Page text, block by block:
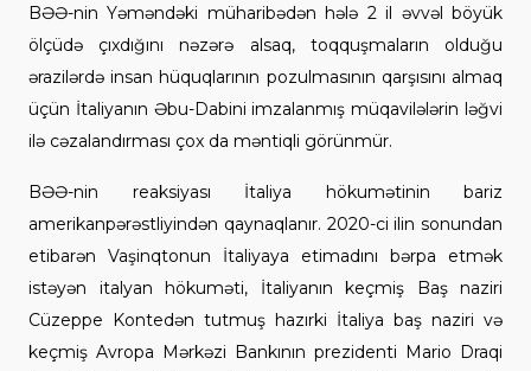
BƏƏ-nin Yəməndəki müharibədən hələ 2 il əvvəl böyük
ölçüdə çıxdığını nəzərə alsaq, toqquşmaların olduğu
ərazilərdə insan hüquqlarının pozulmasının qarşısını almaq
üçün İtaliyanın Əbu-Dabini imzalanmış müqavilələrin ləğvi
ilə cəzalandırması çox da məntiqli görünmür.
BƏƏ-nin reaksiyası İtaliya hökumətinin bariz
amerikanpərəstliyindən qaynaqlanır. 2020-ci ilin sonundan
etibarən Vaşinqtonun İtaliyaya etimadını bərpa etmək
istəyən italyan hökuməti, İtaliyanın keçmiş Baş naziri
Cüzeppe Kontedən tutmuş hazırki İtaliya baş naziri və
keçmiş Avropa Mərkəzi Bankının prezidenti Mario Draqi